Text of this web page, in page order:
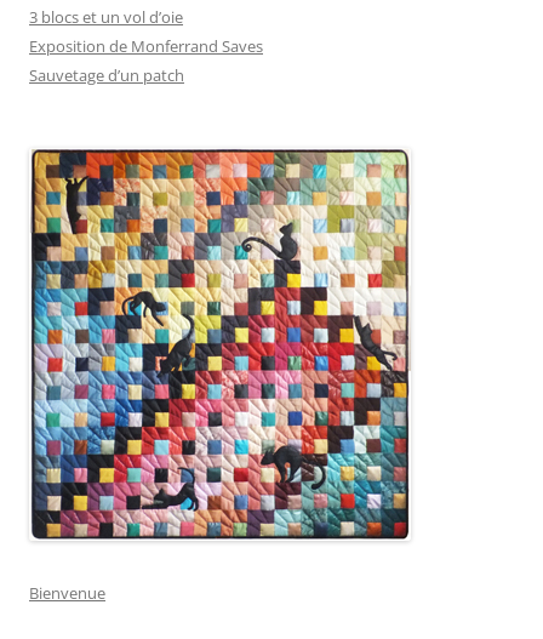
3 blocs et un vol d’oie
Exposition de Monferrand Saves
Sauvetage d’un patch
Bienvenue